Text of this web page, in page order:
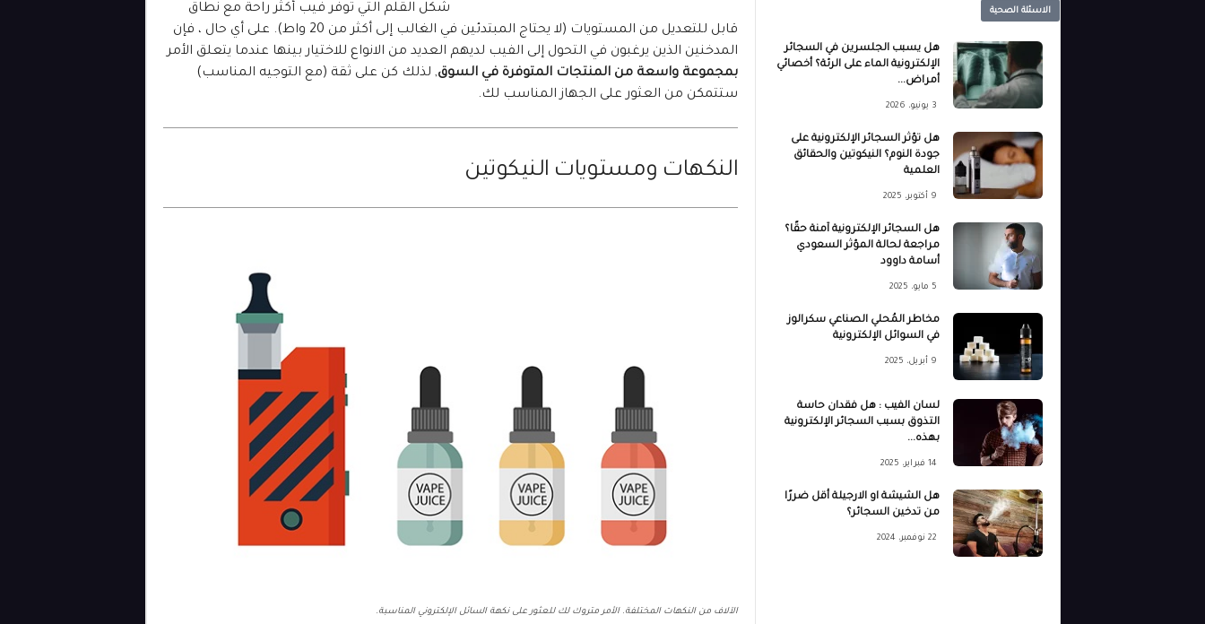
شكل القلم التي توفر فيب أكثر راحة مع نطاق
قابل للتعديل من المستويات (لا يحتاج المبتدئين في الغالب إلى أكثر من 20 واط). على أي حال ، فإن
المدخنين الذين يرغبون في التحول إلى الفيب لديهم العديد من الانواع للاختيار بينها عندما يتعلق الأمر
بمجموعة واسعة من المنتجات المتوفرة في السوق, لذلك كن على ثقة (مع التوجيه المناسب)
ستتمكن من العثور على الجهاز المناسب لك.
النكهات ومستويات النيكوتين
الآلاف من النكهات المختلفة. الأمر متروك لك للعثور على نكهة السائل الإلكتروني المناسبة.
الاسئلة الصحية
هل يسبب الجلسرين في السجائر
الإلكترونية الماء على الرئة؟ أخصائي
أمراض...
3 يونيو، 2026
هل تؤثر السجائر الإلكترونية على
جودة النوم؟ النيكوتين والحقائق
العلمية
9 أكتوبر، 2025
هل السجائر الإلكترونية آمنة حقًا؟
مراجعة لحالة المؤثر السعودي
أسامة داوود
5 مايو، 2025
مخاطر المُحلي الصناعي سكرالوز
في السوائل الإلكترونية
9 أبريل، 2025
لسان الفيب : هل فقدان حاسة
التذوق بسبب السجائر الإلكترونية
بهذه...
14 فبراير، 2025
هل الشيشة او الارجيلة أقل ضررًا
من تدخين السجائر؟
22 نوفمبر، 2024